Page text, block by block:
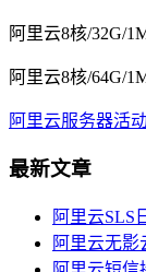
阿里云8核/32G/
阿里云8核/64G/
阿里云服务器活
最新文章
阿里云SLS
阿里云无